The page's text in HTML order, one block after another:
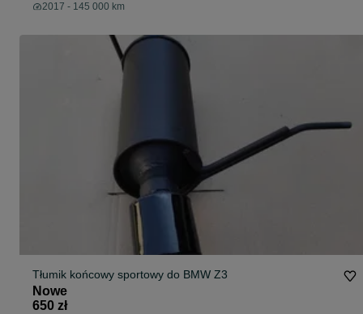
2017 - 145 000 km
Tłumik końcowy sportowy do BMW Z3
Nowe
650 zł